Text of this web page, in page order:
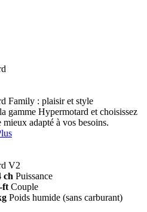
Family : plaisir et style
gamme Hypermotard et choisissez
mieux adapté à vos besoins.
V2
ch Puissance
ft Couple
Poids humide (sans carburant)